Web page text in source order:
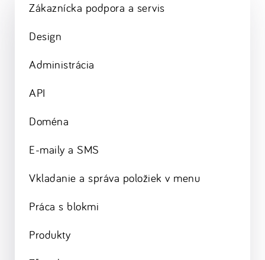
Zákaznícka podpora a servis
Design
Administrácia
API
Doména
E-maily a SMS
Vkladanie a správa položiek v menu
Práca s blokmi
Produkty